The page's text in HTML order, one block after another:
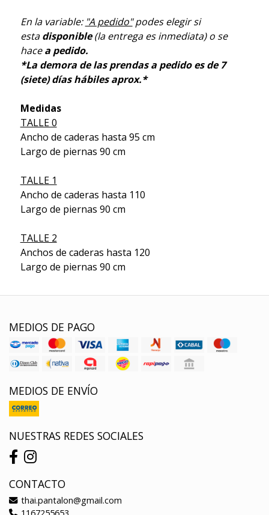
En la variable: "A pedido"podes elegir si
estadisponible(la entrega es inmediata) o se
hacea pedido.
*La demora de las prendas a pedido es de 7
(siete) días hábiles aprox.*
Medidas
TALLE 0
Ancho de caderas hasta 95 cm
Largo de piernas 90 cm
TALLE 1
Ancho de caderas hasta 110
Largo de piernas 90 cm
TALLE 2
Anchos de caderas hasta 120
Largo de piernas 90 cm
MEDIOS DE PAGO
MEDIOS DE ENVÍO
NUESTRAS REDES SOCIALES
CONTACTO
thai.pantalon@gmail.com